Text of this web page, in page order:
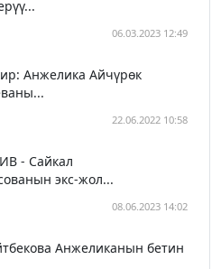
06.03.2023 12:49
Анжелика Айчүрөк
22.06.2022 10:58
- Сайкал
экс-жол...
08.06.2023 14:02
Анжеликанын бетин